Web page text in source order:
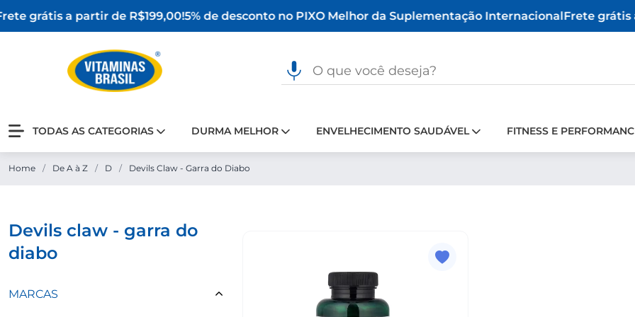
grátis a partir de R$199,00!5% de desconto no PIXO Melhor da Suplementação InternacionalFrete grátis
TODAS AS CATEGORIAS DURMA MELHOR ENVELHECIMENTO SAUDÁVEL FITNESS E
Home / De A à Z / D / Devils Claw - Garra do Diabo
devils claw - garra do
diabo
MARCAS